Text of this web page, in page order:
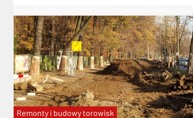
Remonty i budowy torowisk